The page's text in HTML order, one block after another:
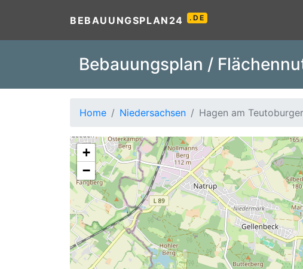
BEBAUUNGSPLAN24 .DE
Bebauungsplan /
Home Niedersachsen Hagen am
+
−